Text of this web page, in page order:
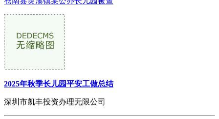
2025年秋季长儿园平安工做总结
深圳市凯丰投资办理无限公司